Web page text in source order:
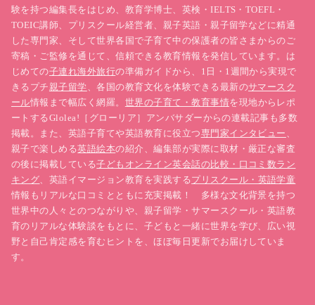
験を持つ編集長をはじめ、教育学博士、英検・IELTS・TOEFL・
TOEIC講師、プリスクール経営者、親子英語・親子留学などに精通
した専門家、そして世界各国で子育て中の保護者の皆さまからのご
寄稿・ご監修を通じて、信頼できる教育情報を発信しています。は
じめての子連れ海外旅行の準備ガイドから、1日・1週間から実現で
きるプチ親子留学、各国の教育文化を体験できる最新のサマースク
ール情報まで幅広く網羅。 世界の子育て・教育事情を現地からレポ
ートするGlolea!［グローリア］アンバサダーからの連載記事も多数
掲載。また、英語子育てや英語教育に役立つ専門家インタビュー 、
親子で楽しめる英語絵本の紹介、編集部が実際に取材・厳正な審査
の後に掲載している子どもオンライン英会話の比較・口コミ数ラン
キング、英語イマージョン教育を実践するプリスクール・英語学童
情報もリアルな口コミとともに充実掲載！ 多様な文化背景を持つ
世界中の人々とのつながりや、親子留学・サマースクール・英語教
育のリアルな体験談をもとに、子どもと一緒に世界を学び、広い視
野と自己肯定感を育むヒントを、ほぼ毎日更新でお届けしていま
す。